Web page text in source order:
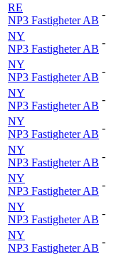
RE
NP3 Fastigheter AB
-
NY
NP3 Fastigheter AB
-
NY
NP3 Fastigheter AB
-
NY
NP3 Fastigheter AB
-
NY
NP3 Fastigheter AB
-
NY
NP3 Fastigheter AB
-
NY
NP3 Fastigheter AB
-
NY
NP3 Fastigheter AB
-
NY
NP3 Fastigheter AB
-